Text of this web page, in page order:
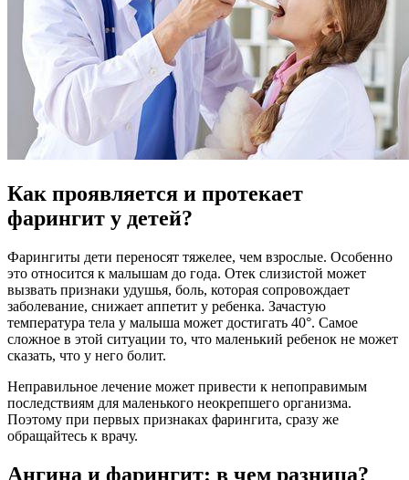
Как проявляется и протекает
фарингит у детей?
Фарингиты дети переносят тяжелее, чем взрослые. Особенно
это относится к малышам до года. Отек слизистой может
вызвать признаки удушья, боль, которая сопровождает
заболевание, снижает аппетит у ребенка. Зачастую
температура тела у малыша может достигать 40°. Самое
сложное в этой ситуации то, что маленький ребенок не может
сказать, что у него болит.
Неправильное лечение может привести к непоправимым
последствиям для маленького неокрепшего организма.
Поэтому при первых признаках фарингита, сразу же
обращайтесь к врачу.
Ангина и фарингит: в чем разница?